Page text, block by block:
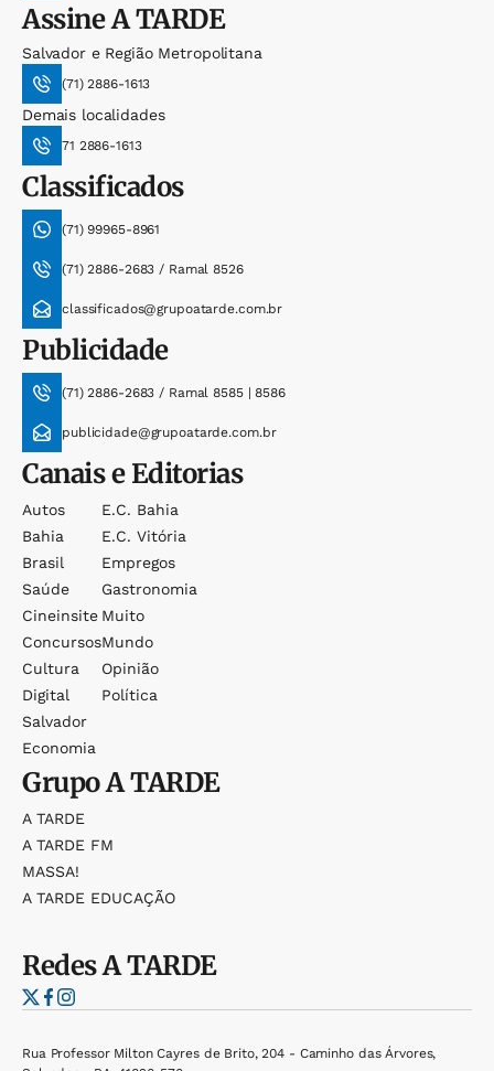
AssineA TARDE
Salvador e Região Metropolitana
(71) 2886-1613
Demais localidades
71 2886-1613
Classificados
(71) 99965-8961
(71) 2886-2683 / Ramal 8526
classificados@grupoatarde.com.br
Publicidade
(71) 2886-2683 / Ramal 8585 | 8586
publicidade@grupoatarde.com.br
Canais e Editorias
Autos
Bahia
Brasil
Saúde
Cineinsite
Concursos
Cultura
Digital
Salvador
Economia
E.c. Bahia
E.c. Vitória
Empregos
Gastronomia
Muito
Mundo
Opinião
Política
GrupoA TARDE
A TARDE
A TARDE FM
MASSA!
A TARDE EDUCAÇÃO
RedesA TARDE
Rua Professor Milton Cayres de Brito, 204 - Caminho das Árvores,